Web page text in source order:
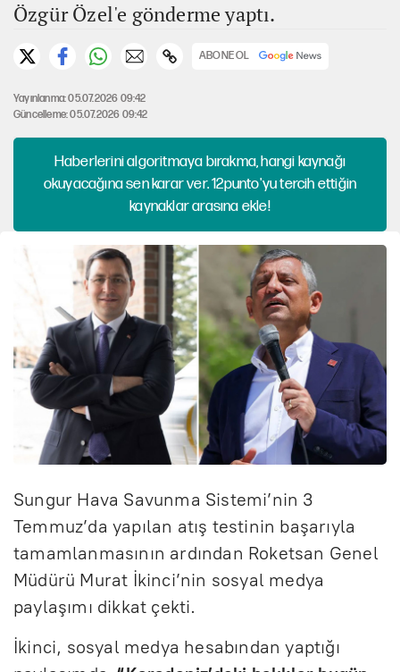
Özgür Özel'e gönderme yaptı.
ABONE OL
Yayınlanma: 05.07.2026 09:42
Güncelleme: 05.07.2026 09:42
Haberlerini algoritmaya bırakma, hangi kaynağı
okuyacağına sen karar ver. 12punto'yu tercih ettiğin
kaynaklar arasına ekle!
Sungur Hava Savunma Sistemi’nin 3
Temmuz’da yapılan atış testinin başarıyla
tamamlanmasının ardından Roketsan Genel
Müdürü Murat İkinci’nin sosyal medya
paylaşımı dikkat çekti.
İkinci, sosyal medya hesabından yaptığı